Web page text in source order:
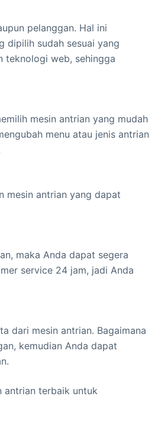
pelanggan. Hal ini
dipilih sudah sesuai yang
teknologi web, sehingga
mesin antrian yang mudah
menu atau jenis antrian
mesin antrian yang dapat
maka Anda dapat segera
service 24 jam, jadi Anda
dari mesin antrian. Bagaimana
kemudian Anda dapat
antrian terbaik untuk